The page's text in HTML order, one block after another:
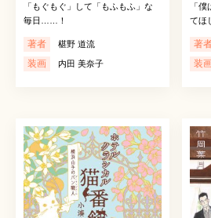
「もぐもぐ」して「もふもふ」な
毎日……！
著者 椹野 道流
装画 内田 美奈子
「
てほ
著
装